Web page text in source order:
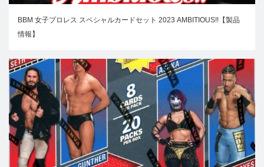
BBM 女子プロレス スペシャルカードセット 2023 AMBITIOUS!!【製品
情報】